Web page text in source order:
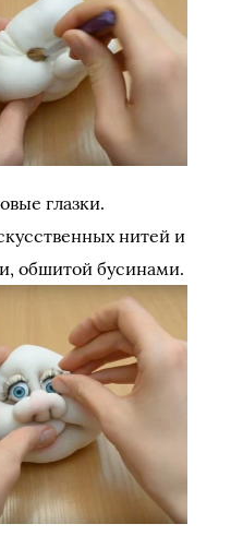
глазки.
нитей и
обшитой бусинами.